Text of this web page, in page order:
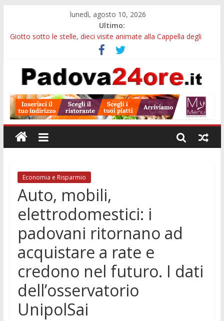
lunedì, agosto 10, 2026
Ultimo:
Giotto sotto le stelle, dieci visite animate alla Cappella degli
Notizie di Padova alle ore 23: borse Eni, musei gratuiti e
scadenze universitarie
Concorso Claudio Scimone, 14mila euro ai giovani musicisti:
Gemellaggi internazionali, 100mila euro ai Comuni veneti:
domande entro il 7 settembre
Alloggi ESU Padova 2026-2027: requisiti, scadenze e domanda
per ottenere un posto letto
Economia e Risparmio
Auto, mobili,
elettrodomestici: i
padovani ritornano ad
acquistare a rate e
credono nel futuro. I dati
dell’osservatorio
UnipolSai